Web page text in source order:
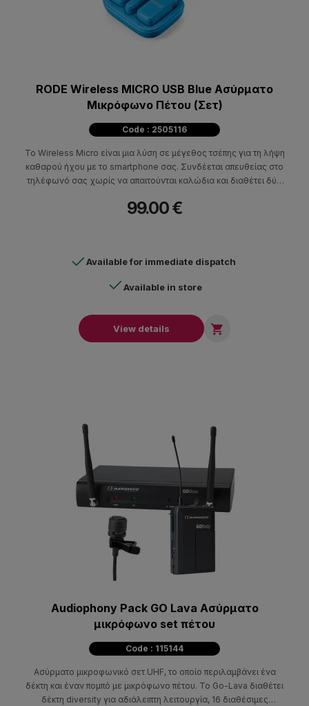
RODE Wireless MICRO USB Blue Ασύρματο
Μικρόφωνο Πέτου (Σετ)
Code : 2505116
Το Wireless Micro είναι μια λύση σε μέγεθος τσέπης για τη λήψη
καθαρού ήχου με το smartphone σας. Συνδέεται απευθείας στο
τηλέφωνό σας χωρίς να απαιτούνται καλώδια και διαθέτει δύο
μπορείτε να κάνετε εγγραφή σε δευτερόλεπτα.
99.00 €
Available for immediate dispatch
Available in store
View details 
Audiophony Pack GO Lava Ασύρματο
μικρόφωνο set πέτου
Code : 115144
Ασύρματο μικροφωνικό σετ UHF, το οποίο περιλαμβάνει ένα
δέκτη και έναν πομπό με μικρόφωνο πέτου. Το Go-Lava διαθέτει
δέκτη diversity για αδιάλειπτη λειτουργία, 16 διαθέσιμες